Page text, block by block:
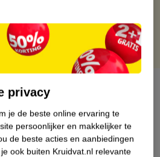
kaart
privacy
je de beste online ervaring te
persoonlijker en makkelijker te
de beste acties en aanbiedingen
ook buiten Kruidvat.nl relevante